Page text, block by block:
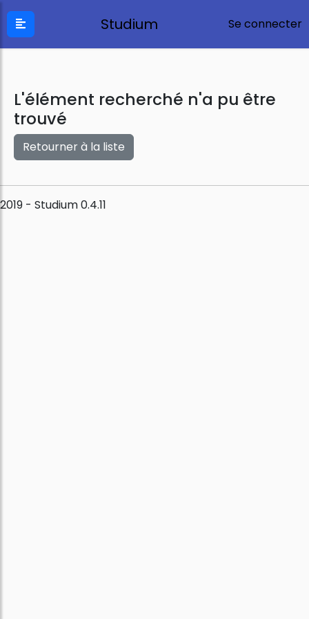
Studium Se connecter
L'élément recherché n'a pu être
trouvé
Retourner à la liste
2019 - Studium 0.4.11